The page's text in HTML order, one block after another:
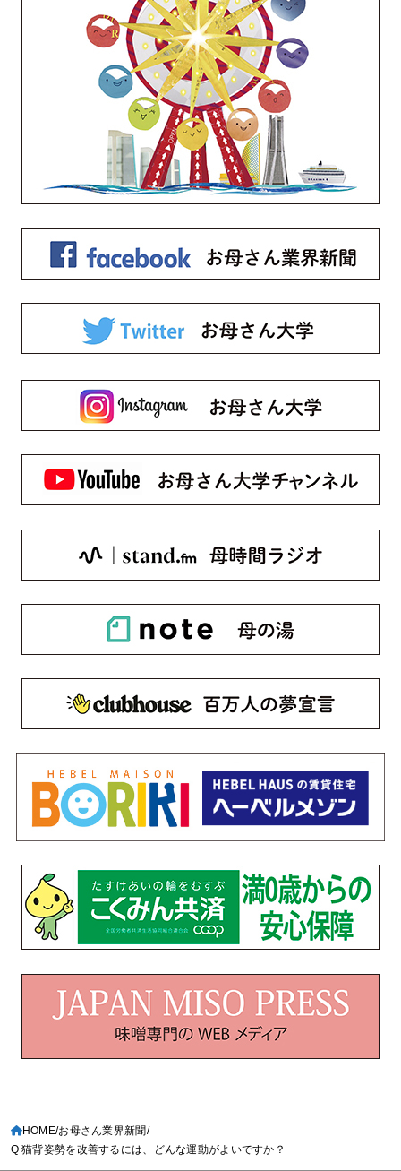
HOME お母さん業界新聞
Q 猫背姿勢を改善するには、どんな運動がよいですか？